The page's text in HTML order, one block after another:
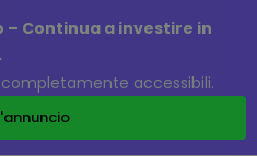
Continua a investire in
accessibili.